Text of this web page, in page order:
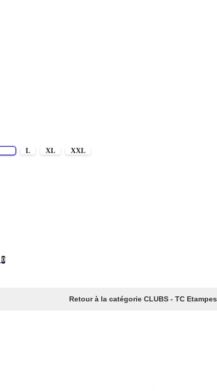
0
L XL
XXL
Retour à la catégorie CLUBS - TC Etampes